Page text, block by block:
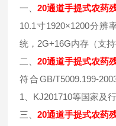
一、20通道手提式农药
10.1寸1920×1200分辨
统，2G+16G内存（支持
二、20通道手提式农药
符合GB/T5009.199-
1、KJ201710等国家及行
三、20通道手提式农药